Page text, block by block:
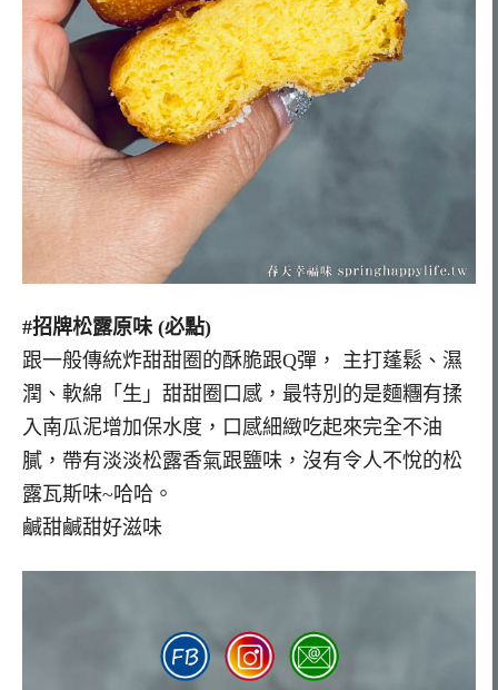
#招牌松露原味 (必點)
跟一般傳統炸甜甜圈的酥脆跟Q彈， 主打蓬鬆、濕
潤、軟綿「生」甜甜圈口感，最特別的是麵糰有揉
入南瓜泥增加保水度，口感細緻吃起來完全不油
膩，帶有淡淡松露香氣跟鹽味，沒有令人不悅的松
露瓦斯味~哈哈。
鹹甜鹹甜好滋味